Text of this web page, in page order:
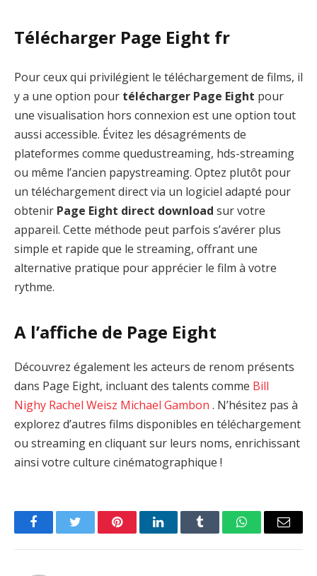
Télécharger Page Eight fr
Pour ceux qui privilégient le téléchargement de films, il
y a une option pour télécharger Page Eight pour
une visualisation hors connexion est une option tout
aussi accessible. Évitez les désagréments de
plateformes comme quedustreaming, hds-streaming
ou même l’ancien papystreaming. Optez plutôt pour
un téléchargement direct via un logiciel adapté pour
obtenir Page Eight direct download sur votre
appareil. Cette méthode peut parfois s’avérer plus
simple et rapide que le streaming, offrant une
alternative pratique pour apprécier le film à votre
rythme.
A l’affiche de Page Eight
Découvrez également les acteurs de renom présents
dans Page Eight, incluant des talents comme Bill
Nighy Rachel Weisz Michael Gambon . N’hésitez pas à
explorez d’autres films disponibles en téléchargement
ou streaming en cliquant sur leurs noms, enrichissant
ainsi votre culture cinématographique !
FacebookTwitter PinterestLinkedInTumblr WhatsAppEmail